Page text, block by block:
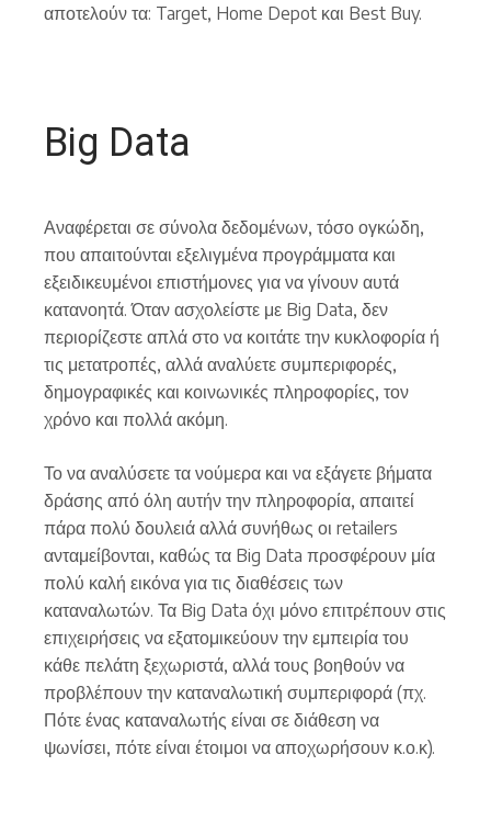
αποτελούν τα: Target, Home Depot και Best Buy.
Big Data
Αναφέρεται σε σύνολα δεδομένων, τόσο ογκώδη,
που απαιτούνται εξελιγμένα προγράμματα και
εξειδικευμένοι επιστήμονες για να γίνουν αυτά
κατανοητά. Όταν ασχολείστε με Big Data, δεν
περιορίζεστε απλά στο να κοιτάτε την κυκλοφορία ή
τις μετατροπές, αλλά αναλύετε συμπεριφορές,
δημογραφικές και κοινωνικές πληροφορίες, τον
χρόνο και πολλά ακόμη.
Το να αναλύσετε τα νούμερα και να εξάγετε βήματα
δράσης από όλη αυτήν την πληροφορία, απαιτεί
πάρα πολύ δουλειά αλλά συνήθως οι retailers
ανταμείβονται, καθώς τα Big Data προσφέρουν μία
πολύ καλή εικόνα για τις διαθέσεις των
καταναλωτών. Τα Big Data όχι μόνο επιτρέπουν στις
επιχειρήσεις να εξατομικεύουν την εμπειρία του
κάθε πελάτη ξεχωριστά, αλλά τους βοηθούν να
προβλέπουν την καταναλωτική συμπεριφορά (πχ.
Πότε ένας καταναλωτής είναι σε διάθεση να
ψωνίσει, πότε είναι έτοιμοι να αποχωρήσουν κ.ο.κ).